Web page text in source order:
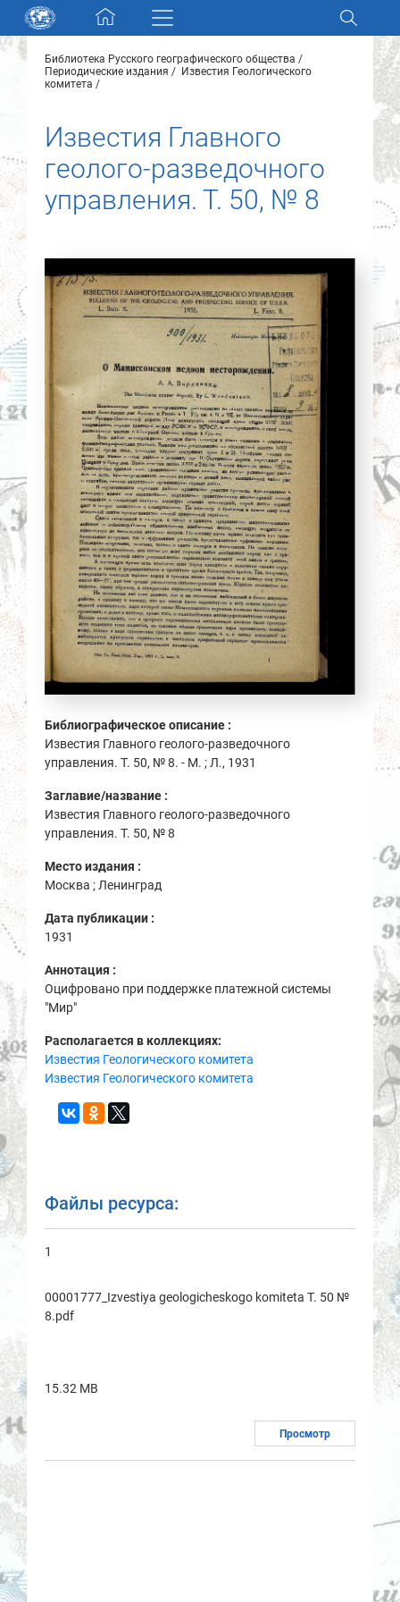
Skip navigation
Разделы и коллекции
Новости
О нас
Контакты
Партнеры
Библиотека Русского географического общества
Периодические издания
Известия Геологического
комитета
Известия Главного
геолого-разведочного
управления. Т. 50, № 8
Библиографическое описание :
Известия Главного геолого-разведочного
управления. Т. 50, № 8. - М. ; Л., 1931
Заглавие/название :
Известия Главного геолого-разведочного
управления. Т. 50, № 8
Место издания :
Москва ; Ленинград
Дата публикации :
1931
Аннотация :
Оцифровано при поддержке платежной системы
"Мир"
Располагается в коллекциях:
Известия Геологического комитета
Известия Геологического комитета
Файлы ресурса:
1
00001777_Izvestiya geologicheskogo komitetа T. 50 №
8.pdf
15.32 MB
Просмотр